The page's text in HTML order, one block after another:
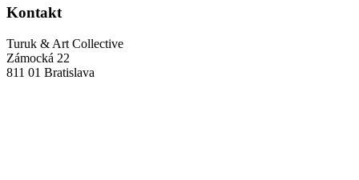
Kontakt
Turuk & Art Collective
Zámocká 22
811 01 Bratislava